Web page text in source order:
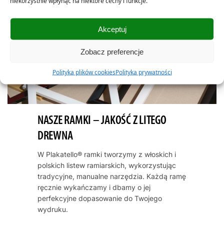
Akceptuj
Zobacz preferencje
Polityka plików cookiesPolityka prywatności
NASZE RAMKI – JAKOŚĆ Z LITEGO
DREWNA
W Plakatello® ramki tworzymy z włoskich i
polskich listew ramiarskich, wykorzystując
tradycyjne, manualne narzędzia. Każdą ramę
ręcznie wykańczamy i dbamy o jej
perfekcyjne dopasowanie do Twojego
wydruku.